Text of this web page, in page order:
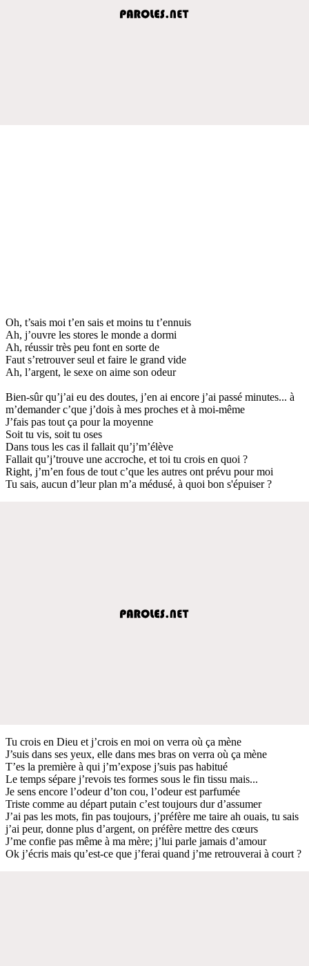
Oh, t’sais moi t’en sais et moins tu t’ennuis
Ah, j’ouvre les stores le monde a dormi
Ah, réussir très peu font en sorte de
Faut s’retrouver seul et faire le grand vide
Ah, l’argent, le sexe on aime son odeur
Bien-sûr qu’j’ai eu des doutes, j’en ai encore j’ai passé minutes... à
m’demander c’que j’dois à mes proches et à moi-même
J’fais pas tout ça pour la moyenne
Soit tu vis, soit tu oses
Dans tous les cas il fallait qu’j’m’élève
Fallait qu’j’trouve une accroche, et toi tu crois en quoi ?
Right, j’m’en fous de tout c’que les autres ont prévu pour moi
Tu sais, aucun d’leur plan m’a médusé, à quoi bon s'épuiser ?
Tu crois en Dieu et j’crois en moi on verra où ça mène
J’suis dans ses yeux, elle dans mes bras on verra où ça mène
T’es la première à qui j’m’expose j’suis pas habitué
Le temps sépare j’revois tes formes sous le fin tissu mais...
Je sens encore l’odeur d’ton cou, l’odeur est parfumée
Triste comme au départ putain c’est toujours dur d’assumer
J’ai pas les mots, fin pas toujours, j’préfère me taire ah ouais, tu sais
j’ai peur, donne plus d’argent, on préfère mettre des cœurs
J’me confie pas même à ma mère; j’lui parle jamais d’amour
Ok j’écris mais qu’est-ce que j’ferai quand j’me retrouverai à court ?